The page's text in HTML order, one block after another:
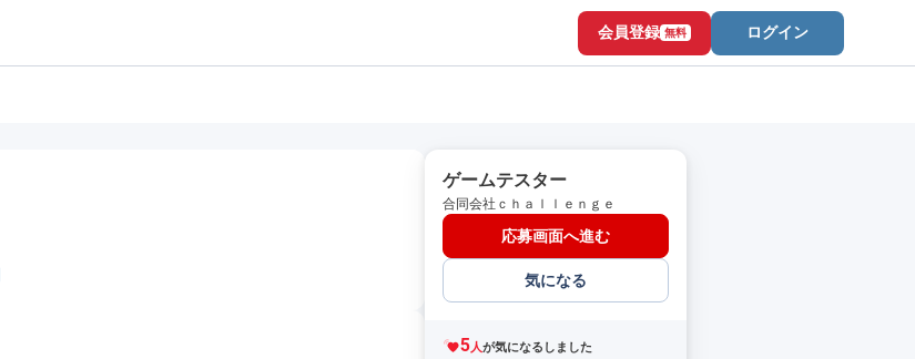
会員登録 無料 ログイン
ゲームテスター
合同会社ｃｈａｌｌｅｎｇｅ
応募画面へ進む
気になる
5人が気になるしました